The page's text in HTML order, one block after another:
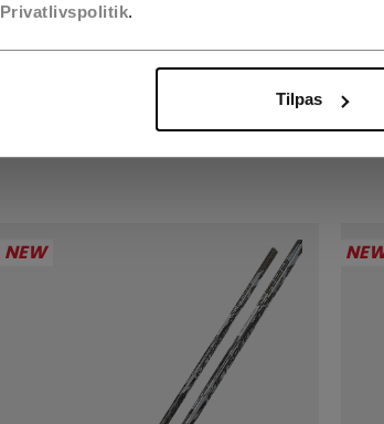
Privatlivspolitik.
Tilpas
CHARCOAL HOCKEYSTAV
NEW